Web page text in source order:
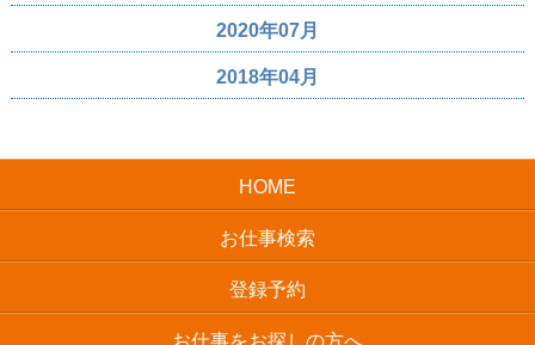
2020年07月
2018年04月
HOME
お仕事検索
登録予約